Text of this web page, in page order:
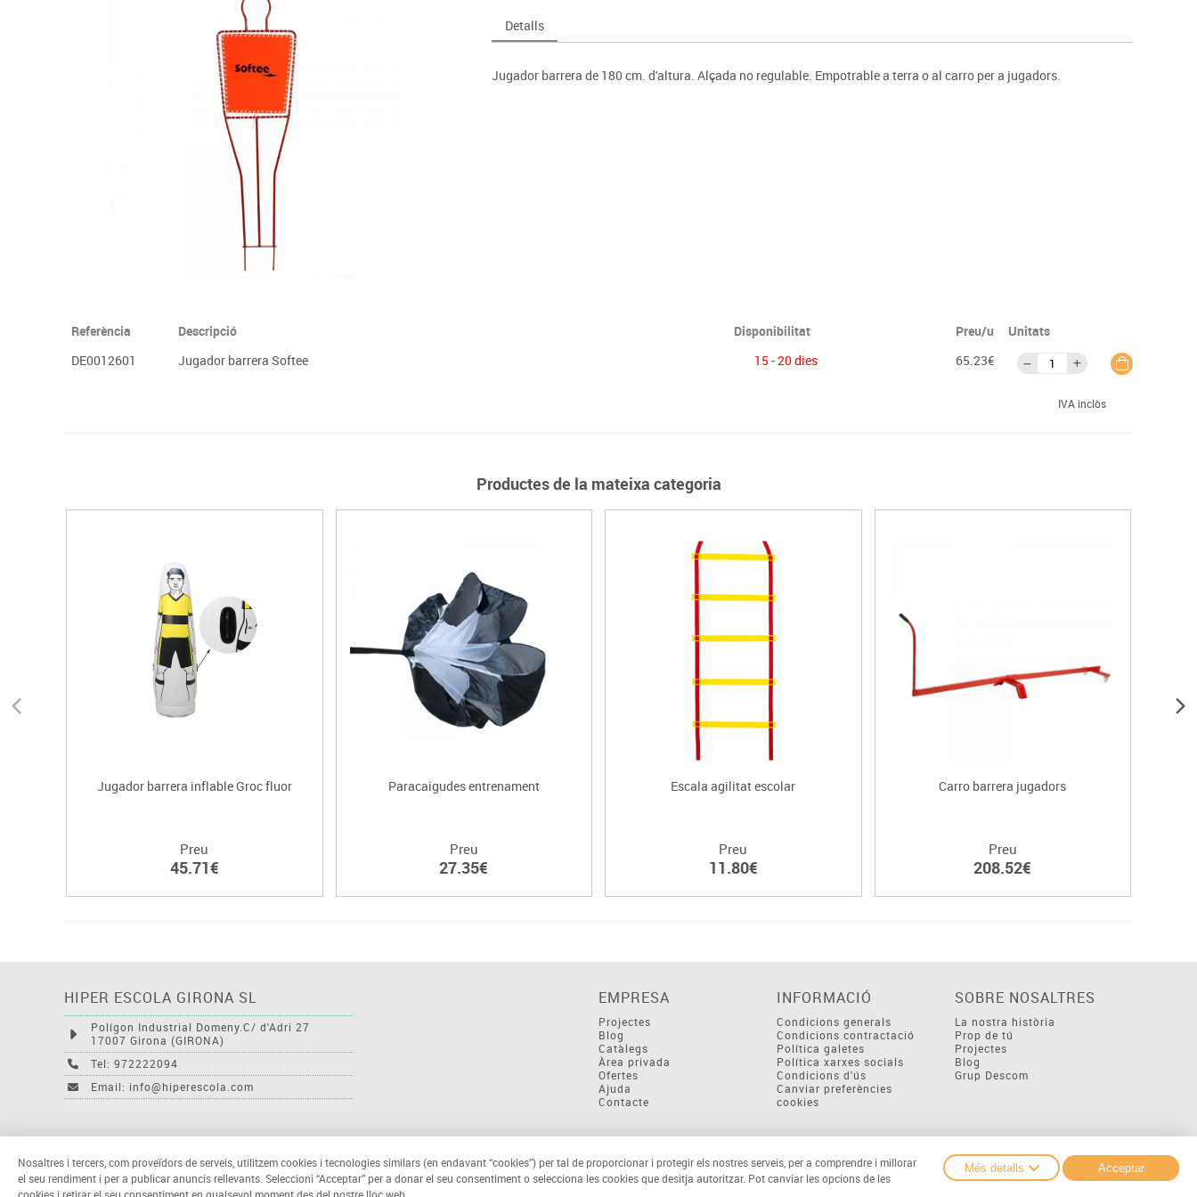
Plastificació, enquadernació i destrucció
Construccions
Espais exteriors
Psicomotricitat
Jocs simbòlics
Videoprojecció
Taules escolars, abatibles i polivalents
Entrenament
Esports raqueta
Gimnàstica rítmica
Detalls
Jugador barrera de 180 cm. d'altura. Alçada no regulable. Empotrable a terra o al carro per a jugadors.
Referència Descripció Disponibilitat Preu/u
Unitats
DE0012601
Jugador barrera Softee 15 - 20 dies 65.23€
IVA inclòs
Productes de la mateixa categoria
Jugador barrera inflable Groc fluor
Preu
45.71€
Paracaigudes entrenament
Preu
27.35€
Escala agilitat escolar
Preu
11.80€
Carro barrera jugadors
Preu
208.52€
HIPER ESCOLA GIRONA SL
Polígon Industrial Domeny.C/ d'Adri 27
17007 Girona (GIRONA)
Tel: 972222094
Email: info@hiperescola.com
EMPRESA
Projectes
Blog
Catàlegs
Àrea privada
Ofertes
Ajuda
Contacte
INFORMACIÓ
Condicions generals
Condicions contractació
Política galetes
Política xarxes socials
Condicions d'ús
Canviar preferències
cookies
SOBRE NOSALTRES
La nostra història
Prop de tú
Projectes
Blog
Grup Descom
Nosaltres i tercers, com proveïdors de serveis, utilitzem cookies i tecnologies similars (en endavant “cookies”) per tal de proporcionar i protegir els nostres serveis, per a comprendre i millorar
el seu rendiment i per a publicar anuncis rellevants. Seleccioni “Acceptar” per a donar el seu consentiment o selecciona les cookies que desitja autoritzar. Pot canviar les opcions de les
Més detalls Acceptar